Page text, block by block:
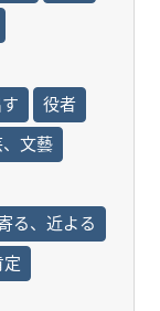
役者
文藝
る、近よる
定